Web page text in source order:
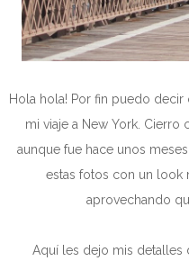
Hola hola! Por fin puedo
mi viaje a New York.
aunque fue hace unos
estas fotos con un look
aprovechando
Aquí les dejo mis detalles